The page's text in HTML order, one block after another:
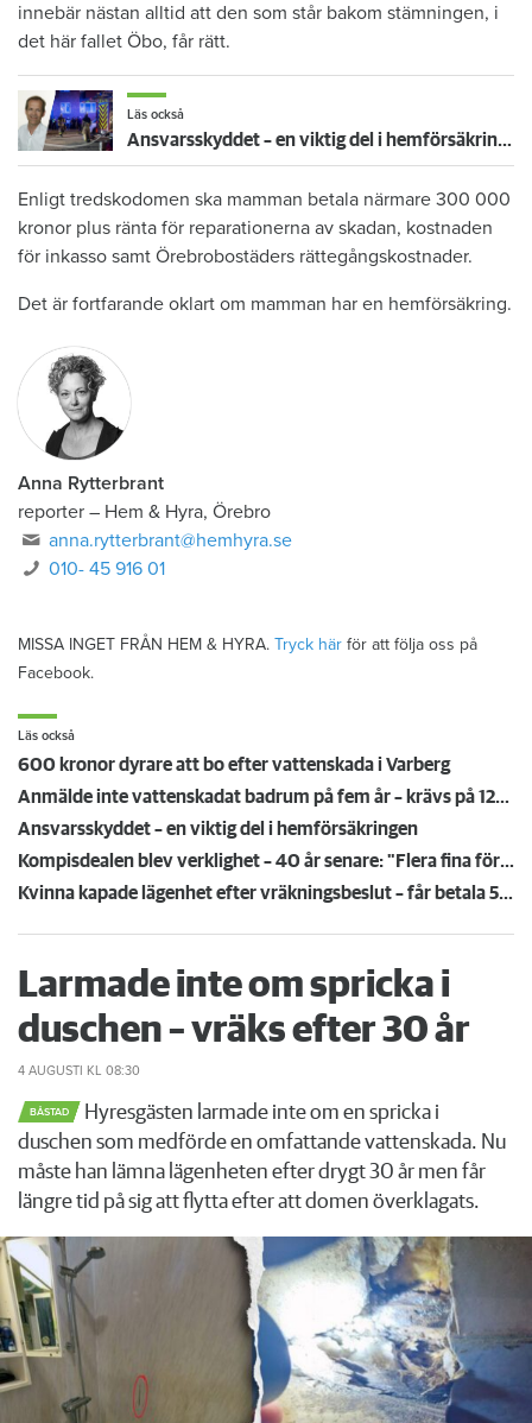
innebär nästan alltid att den som står bakom stämningen, i
det här fallet Öbo, får rätt.
Läs också
Ansvarsskyddet – en viktig del i hemförsäkringen
Enligt tredskodomen ska mamman betala närmare 300 000
kronor plus ränta för reparationerna av skadan, kostnaden
för inkasso samt Örebrobostäders rättegångskostnader.
Det är fortfarande oklart om mamman har en hemförsäkring.
Anna Rytterbrant
reporter – Hem & Hyra, Örebro
anna.rytterbrant@hemhyra.se
010- 45 916 01
MISSA INGET FRÅN HEM & HYRA. Tryck här för att följa oss på
Facebook.
Läs också
600 kronor dyrare att bo efter vattenskada i Varberg
Anmälde inte vattenskadat badrum på fem år – krävs på 125 000 kronor
Ansvarsskyddet – en viktig del i hemförsäkringen
Kompisdealen blev verklighet – 40 år senare: "Flera fina fördelar med att dela bostad"
Kvinna kapade lägenhet efter vräkningsbeslut – får betala 50 000
Larmade inte om spricka i
duschen – vräks efter 30 år
4 AUGUSTI KL 08:30
BÅSTAD
Hyresgästen larmade inte om en spricka i
duschen som medförde en omfattande vattenskada. Nu
måste han lämna lägenheten efter drygt 30 år men får
längre tid på sig att flytta efter att domen överklagats.